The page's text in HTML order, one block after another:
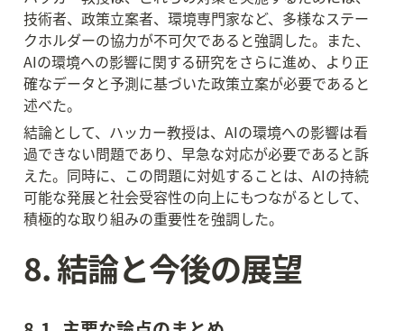
技術者、政策立案者、環境専門家など、多様なステー
クホルダーの協力が不可欠であると強調した。また、
AIの環境への影響に関する研究をさらに進め、より正
確なデータと予測に基づいた政策立案が必要であると
述べた。
結論として、ハッカー教授は、AIの環境への影響は看
過できない問題であり、早急な対応が必要であると訴
えた。同時に、この問題に対処することは、AIの持続
可能な発展と社会受容性の向上にもつながるとして、
積極的な取り組みの重要性を強調した。
8. 結論と今後の展望